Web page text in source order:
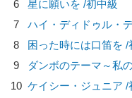
6
星に願いを /初中級
7
ハイ・ディドゥル・
8
困った時には口笛を /
9
ダンボのテーマ～私
10 ケイシー・ジュニア /